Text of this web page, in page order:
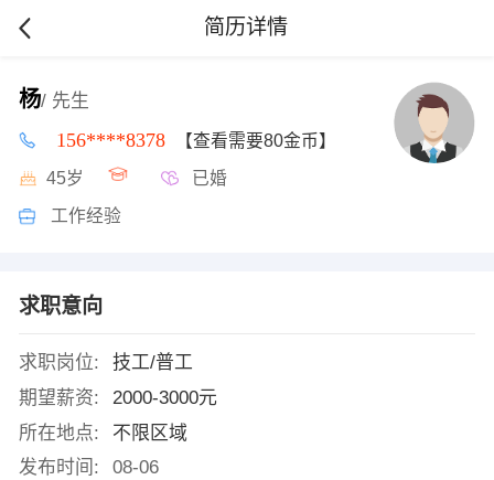
简历详情
杨/ 先生
156****8378 【查看需要80金币】
45岁 已婚
工作经验
求职意向
求职岗位:
技工/普工
期望薪资:
2000-3000元
所在地点:
不限区域
发布时间:
08-06